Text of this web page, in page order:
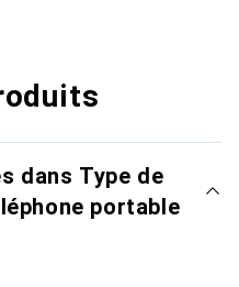
dans Type de
portable